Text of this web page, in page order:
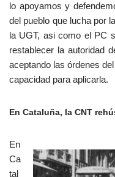
lo apoyamos y
del pueblo que lucha por
la UGT, asi como el PC
restablecer la autoridad
aceptando las órdenes
capacidad para aplicarla.
En Cataluña, la CNT
En
Ca
tal